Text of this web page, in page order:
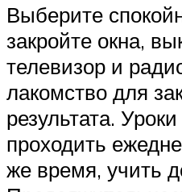
Выберите
закройте окна,
телевизор и
лакомство для
результата.
проходить
же время, учить